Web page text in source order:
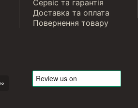
Сервіс та гарантія
Доставка та оплата
Повернення товару